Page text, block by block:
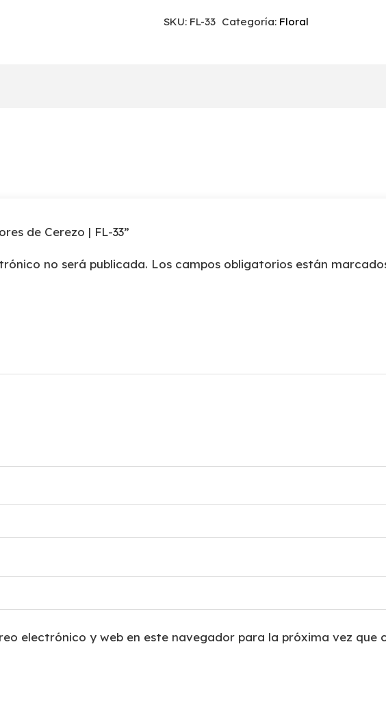
SKU: FL-33 Categoría: Floral
de Cerezo | FL-33”
no será publicada. Los campos obligatorios están
electrónico y web en este navegador para la próxima vez que